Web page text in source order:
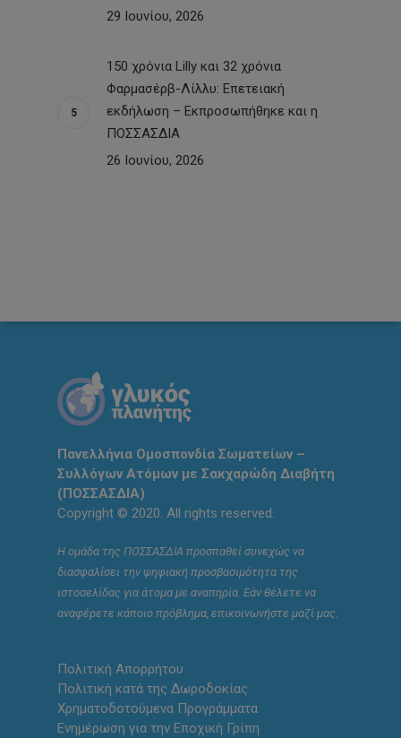
29 Ιουνίου, 2026
150 χρόνια Lilly και 32 χρόνια
Φαρμασέρβ-Λίλλυ: Eπετειακή
εκδήλωση – Εκπροσωπήθηκε και η
ΠΟΣΣΑΣΔΙΑ
26 Ιουνίου, 2026
Πανελλήνια Ομοσπονδία Σωματείων –
Συλλόγων Ατόμων με Σακχαρώδη Διαβήτη
(ΠΟΣΣΑΣΔΙΑ)
Copyright © 2020. All rights reserved.
Η ομάδα της ΠΟΣΣΑΣΔΙΑ προσπαθεί συνεχώς να
διασφαλίσει την ψηφιακή προσβασιμότητα της
ιστοσελίδας για άτομα με αναπηρία. Εάν θέλετε να
αναφέρετε κάποιο πρόβλημα, επικοινωνήστε μαζί μας.
Πολιτική Απορρήτου
Πολιτική κατά της Δωροδοκίας
Χρηματοδοτούμενα Προγράμματα
Ενημέρωση για την Εποχική Γρίπη